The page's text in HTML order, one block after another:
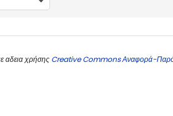
αδεια χρήσης Creative Commons Αναφορά-